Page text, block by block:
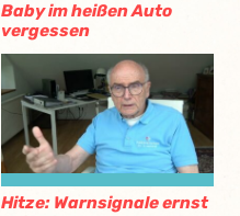
Baby im heißen Auto
vergessen
Hitze: Warnsignale ernst